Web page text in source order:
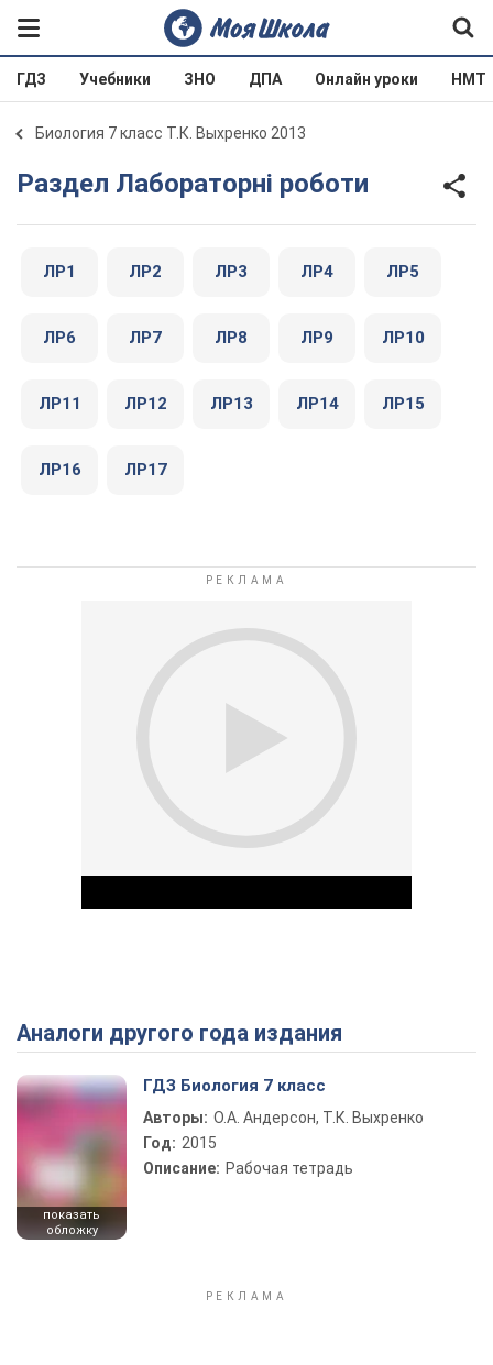
ГДЗ Учебники ЗНО ДПА Онлайн уроки НМТ
Биология 7 класс Т.К. Выхренко 2013
Раздел Лабораторні роботи
ЛР1 ЛР2 ЛР3 ЛР4 ЛР5
ЛР6 ЛР7 ЛР8 ЛР9 ЛР10
ЛР11 ЛР12 ЛР13 ЛР14 ЛР15
ЛР16 ЛР17
Play Video
Аналоги другого года издания
показать
обложку
ГДЗ Биология 7 класс
Авторы: О.А. Андерсон, Т.К. Выхренко
Год: 2015
Описание: Рабочая тетрадь